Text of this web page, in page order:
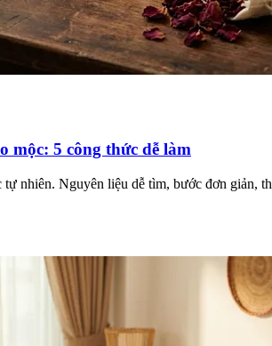
mộc: 5 công thức dễ làm
nhiên. Nguyên liệu dễ tìm, bước đơn giản,